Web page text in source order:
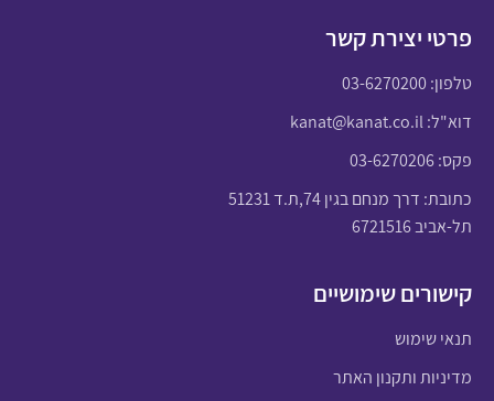
פרטי יצירת קשר
טלפון:03-6270200
דוא"ל:kanat@kanat.co.il
פקס: 03-6270206
כתובת: דרך מנחם בגין 74,ת.ד 51231
תל-אביב 6721516
קישורים שימושיים
תנאי שימוש
מדיניות ותקנון האתר